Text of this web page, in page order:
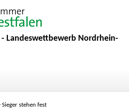
Landeswettbewerb Nordrhein-
Sieger stehen fest